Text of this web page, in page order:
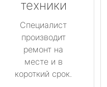
техники
Специалист
производит
ремонт на
месте и в
короткий срок.